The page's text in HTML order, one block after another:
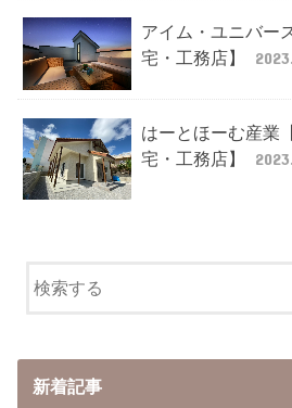
アイム・ユニバー
宅・工務店】
はーとほーむ産業
宅・工務店】
新着記事